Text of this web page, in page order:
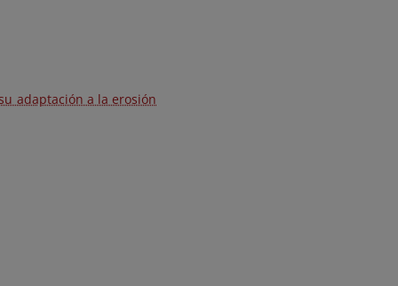
adaptación a la erosión